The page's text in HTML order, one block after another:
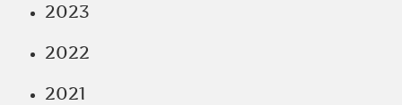
2023
2022
2021